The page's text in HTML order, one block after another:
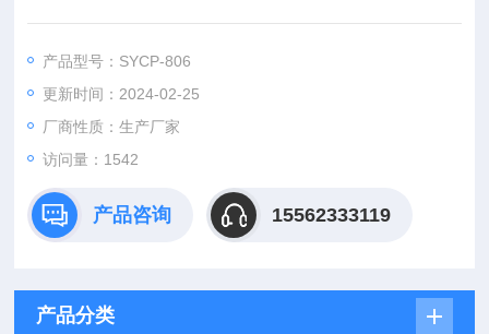
本仪器符合《GB265-88石油产品运动粘度测定法》、ASTM D4
产品型号：SYCP-806
更新时间：2024-02-25
厂商性质：生产厂家
访问量：1542
产品咨询 15562333119
产品分类